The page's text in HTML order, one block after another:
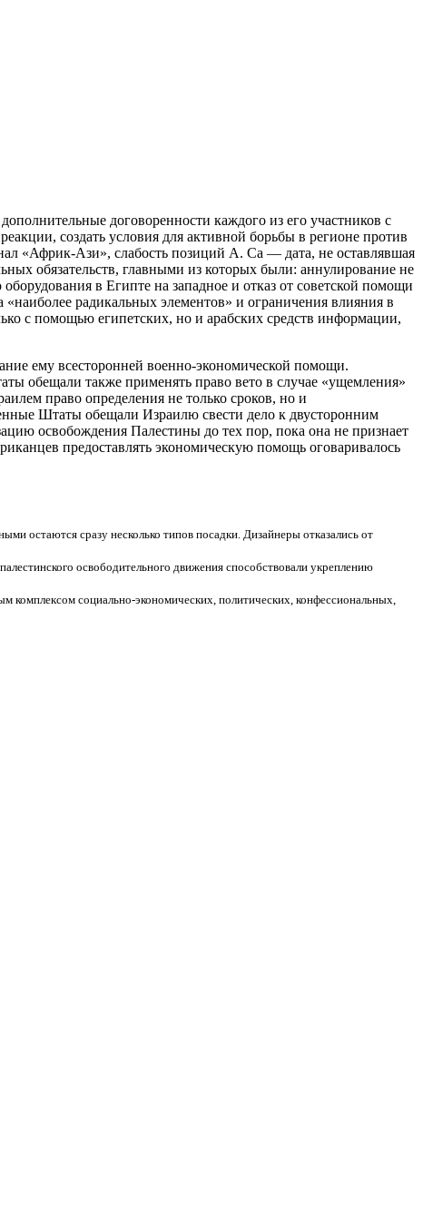
договоренности каждого из его участников с
создать условия для активной борьбы в регионе против
«Африк-Ази», слабость позиций А. Са — дата, не оставлявшая
обязательств, главными из которых были: аннулирование не
в Египте на западное и отказ от советской помощи
радикальных элементов» и ограничения влияния в
с помощью египетских, но и арабских средств информации,
ему всесторонней военно-экономической помощи.
обещали также применять право вето в случае «ущемления»
право определения не только сроков, но и
Штаты обещали Израилю свести дело к двусторонним
освобождения Палестины до тех пор, пока она не признает
предоставлять экономическую помощь оговаривалось
остаются сразу несколько типов посадки. Дизайнеры отказались от
освободительного движения способствовали укреплению
комплексом социально-экономических, политических, конфессиональных,